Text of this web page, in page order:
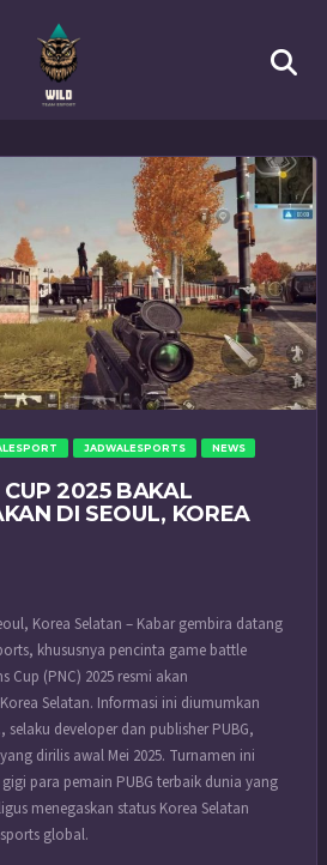
JADWALESPORTS NEWS
2025 BAKAL
DI SEOUL, KOREA
Korea Selatan – Kabar gembira datang
khususnya pencinta game battle
Cup (PNC) 2025 resmi akan
Selatan. Informasi ini diumumkan
developer dan publisher PUBG,
dirilis awal Mei 2025. Turnamen ini
para pemain PUBG terbaik dunia yang
menegaskan status Korea Selatan
global.